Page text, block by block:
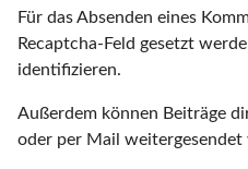
Für das Absenden eines
Recaptcha-Feld gesetzt
identifizieren.
Außerdem können Beiträge
oder per Mail weitergesendet